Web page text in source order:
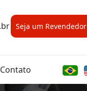
Seja um Revendedor
Contato